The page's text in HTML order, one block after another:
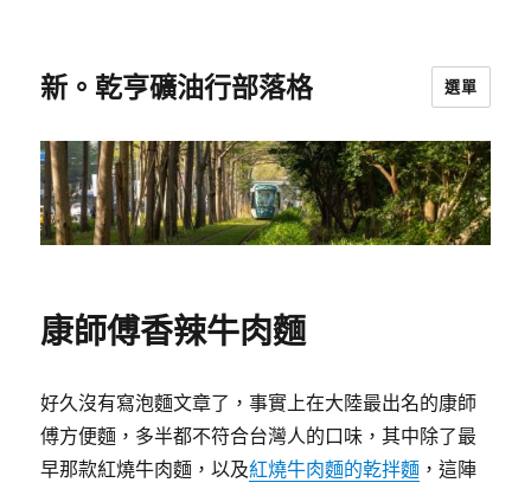
新。乾亨礦油行部落格 選單
康師傅香辣牛肉麵
好久沒有寫泡麵文章了，事實上在大陸最出名的康師
傅方便麵，多半都不符合台灣人的口味，其中除了最
早那款紅燒牛肉麵，以及紅燒牛肉麵的乾拌麵 ，這陣